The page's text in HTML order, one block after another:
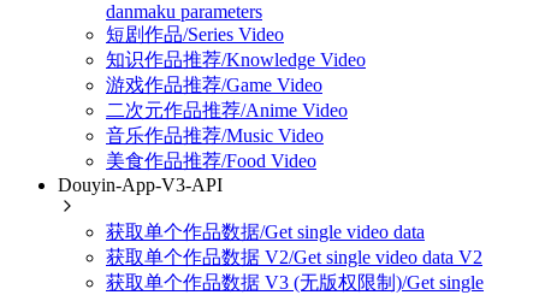
danmaku parameters
短剧作品/Series Video
知识作品推荐/Knowledge Video
游戏作品推荐/Game Video
二次元作品推荐/Anime Video
音乐作品推荐/Music Video
美食作品推荐/Food Video
Douyin-App-V3-API
获取单个作品数据/Get single video data
获取单个作品数据 V2/Get single video data V2
获取单个作品数据 V3 (无版权限制)/Get single